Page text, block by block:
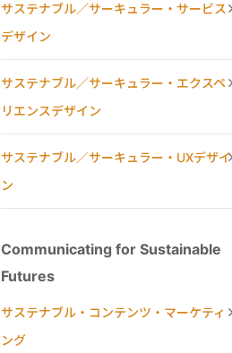
サステナブル／サーキュラー・サービス
デザイン
サステナブル／サーキュラー・エクスペ
リエンスデザイン
サステナブル／サーキュラー・UXデザイ
ン
Communicating for Sustainable
Futures
サステナブル・コンテンツ・マーケティ
ング